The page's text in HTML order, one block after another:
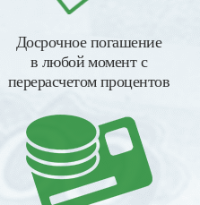
Досрочное погашение
в любой момент с
перерасчетом процентов